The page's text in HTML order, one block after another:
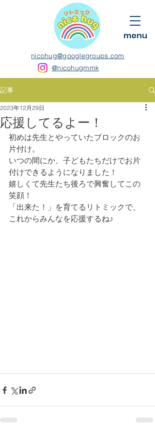
nicohug@googlegroups.com
menu
@nicohugmmk
記事
応援してるよー！
2023年12月29日
初めは先生とやっていたブロックのお
片付け。
いつの間にか、子どもたちだけでお片
付けできるようになりました！
嬉しくて先生たち後ろで興奮してこの
笑顔！
「出来た！」を育てるリトミックで、
これからみんなを応援するね♪